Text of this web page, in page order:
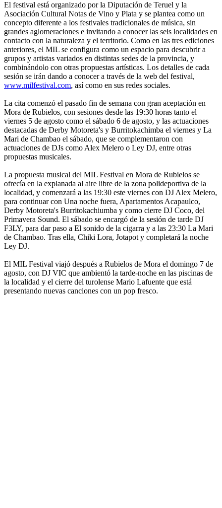
El festival está organizado por la Diputación de Teruel y la
Asociación Cultural Notas de Vino y Plata y se plantea como un
concepto diferente a los festivales tradicionales de música, sin
grandes aglomeraciones e invitando a conocer las seis localidades en
contacto con la naturaleza y el territorio. Como en las tres ediciones
anteriores, el MIL se configura como un espacio para descubrir a
grupos y artistas variados en distintas sedes de la provincia, y
combinándolo con otras propuestas artísticas. Los detalles de cada
sesión se irán dando a conocer a través de la web del festival,
www.milfestival.com, así como en sus redes sociales.
La cita comenzó el pasado fin de semana con gran aceptación en
Mora de Rubielos, con sesiones desde las 19:30 horas tanto el
viernes 5 de agosto como el sábado 6 de agosto, y las actuaciones
destacadas de Derby Motoreta's y Burritokachimba el viernes y La
Mari de Chambao el sábado, que se complementaron con
actuaciones de DJs como Alex Melero o Ley DJ, entre otras
propuestas musicales.
La propuesta musical del MIL Festival en Mora de Rubielos se
ofrecía en la explanada al aire libre de la zona polideportiva de la
localidad, y comenzará a las 19:30 este viernes con DJ Alex Melero,
para continuar con Una noche fuera, Apartamentos Acapaulco,
Derby Motoreta's Burritokachiumba y como cierre DJ Coco, del
Primavera Sound. El sábado se encargó de la sesión de tarde DJ
F3LY, para dar paso a El sonido de la cigarra y a las 23:30 La Mari
de Chambao. Tras ella, Chiki Lora, Jotapot y completará la noche
Ley DJ.
El MIL Festival viajó después a Rubielos de Mora el domingo 7 de
agosto, con DJ VIC que ambientó la tarde-noche en las piscinas de
la localidad y el cierre del turolense Mario Lafuente que está
presentando nuevas canciones con un pop fresco.